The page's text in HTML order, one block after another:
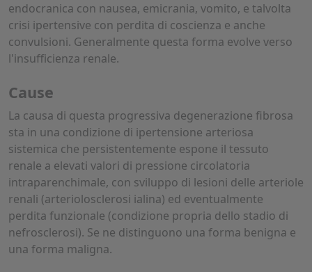
endocranica con nausea, emicrania, vomito, e talvolta
crisi ipertensive con perdita di coscienza e anche
convulsioni. Generalmente questa forma evolve verso
l'insufficienza renale.
Cause
La causa di questa progressiva degenerazione fibrosa
sta in una condizione di ipertensione arteriosa
sistemica che persistentemente espone il tessuto
renale a elevati valori di pressione circolatoria
intraparenchimale, con sviluppo di lesioni delle arteriole
renali (arteriolosclerosi ialina) ed eventualmente
perdita funzionale (condizione propria dello stadio di
nefrosclerosi). Se ne distinguono una forma benigna e
una forma maligna.